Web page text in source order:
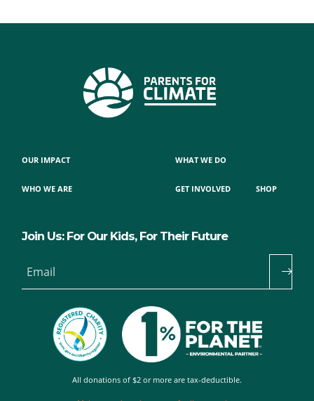
OUR IMPACT
WHO WE ARE
WHAT WE DO
GET INVOLVED SHOP
Join Us: For Our Kids, For Their Future
Email
All donations of $2 or more are tax-deductible.